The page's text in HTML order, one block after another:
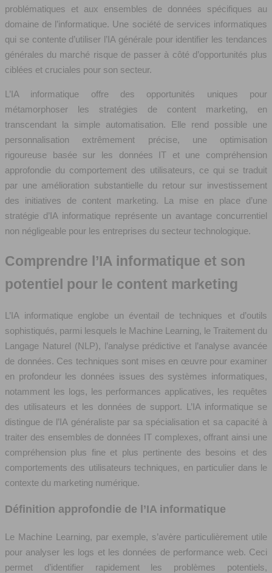
problématiques et aux ensembles de données spécifiques au
domaine de l’informatique. Une société de services informatiques
qui se contente d’utiliser l’IA générale pour identifier les tendances
générales du marché risque de passer à côté d’opportunités plus
ciblées et cruciales pour son secteur.
L’IA informatique offre des opportunités uniques pour
métamorphoser les stratégies de content marketing, en
transcendant la simple automatisation. Elle rend possible une
personnalisation extrêmement précise, une optimisation
rigoureuse basée sur les données IT et une compréhension
approfondie du comportement des utilisateurs, ce qui se traduit
par une amélioration substantielle du retour sur investissement
des initiatives de content marketing. La mise en place d’une
stratégie d’IA informatique représente un avantage concurrentiel
non négligeable pour les entreprises du secteur technologique.
Comprendre l’IA informatique et son
potentiel pour le content marketing
L’IA informatique englobe un éventail de techniques et d’outils
sophistiqués, parmi lesquels le Machine Learning, le Traitement du
Langage Naturel (NLP), l’analyse prédictive et l’analyse avancée
de données. Ces techniques sont mises en œuvre pour examiner
en profondeur les données issues des systèmes informatiques,
notamment les logs, les performances applicatives, les requêtes
des utilisateurs et les données de support. L’IA informatique se
distingue de l’IA généraliste par sa spécialisation et sa capacité à
traiter des ensembles de données IT complexes, offrant ainsi une
compréhension plus fine et plus pertinente des besoins et des
comportements des utilisateurs techniques, en particulier dans le
contexte du marketing numérique.
Définition approfondie de l’IA informatique
Le Machine Learning, par exemple, s’avère particulièrement utile
pour analyser les logs et les données de performance web. Ceci
permet d’identifier rapidement les problèmes potentiels,